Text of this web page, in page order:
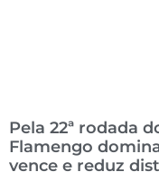
Pela 22ª rodada
Flamengo
vence e reduz